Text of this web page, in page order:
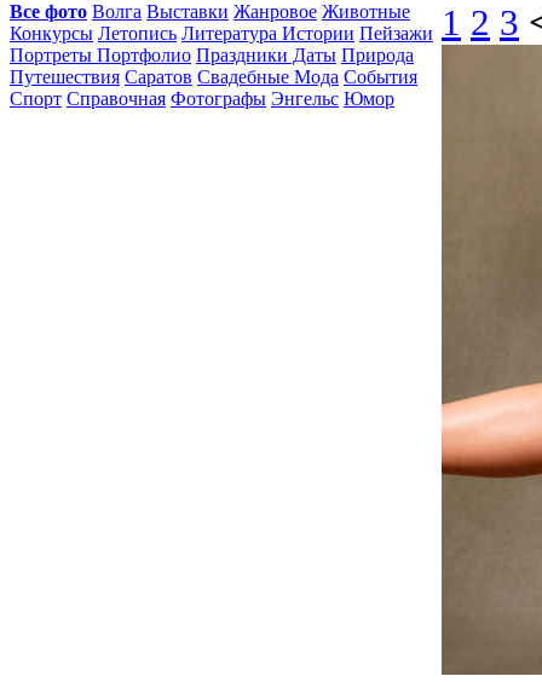
Все фото Волга Выставки Жанровое Животные
Конкурсы Летопись Литература Истории Пейзажи
Портреты Портфолио Праздники Даты Природа
Путешествия Саратов Свадебные Мода События
Спорт Справочная Фотографы Энгельс Юмор
1 2 3